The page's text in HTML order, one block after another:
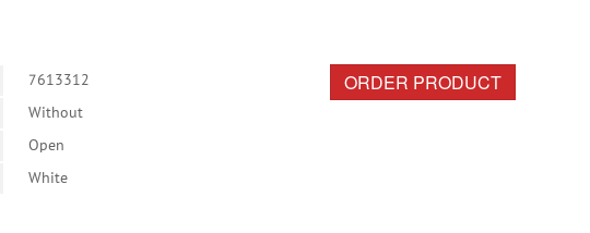
7613312
Without
Open
White
ORDER PRODUCT